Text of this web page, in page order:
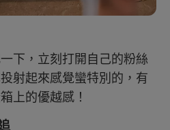
下，立刻打開自己的粉絲
射起來感覺蠻特別的，有
上的優越感！